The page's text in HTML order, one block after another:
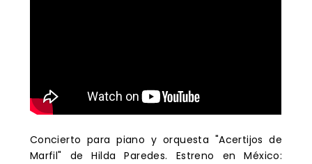
Concierto para piano y orquesta "Acertijos de
Marfil" de Hilda Paredes. Estreno en México: